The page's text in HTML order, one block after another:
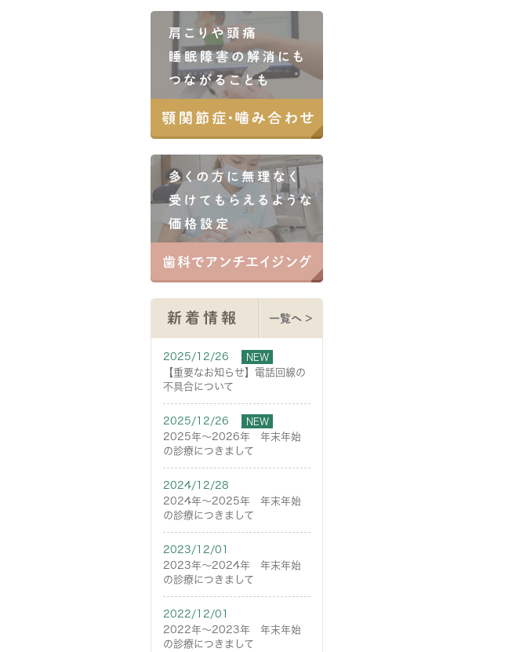
新着情報 一覧へ >
2025/12/26 NEW
【重要なお知らせ】電話回線の
不具合について
2025/12/26 NEW
2025年～2026年 年末年始
の診療につきまして
2024/12/28
2024年～2025年 年末年始
の診療につきまして
2023/12/01
2023年～2024年 年末年始
の診療につきまして
2022/12/01
2022年～2023年 年末年始
の診療につきまして